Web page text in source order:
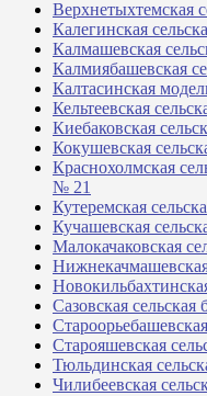
Верхнетыхтемская
Калегинская
Калмашевская
Калмиябашевская
Калтасинская
Кельтеевская
Киебаковская
Кокушевская
Краснохолмская
№ 21
Кутеремская
Кучашевская
Малокачаковская
Сазовская
Старояшевская
Тюльдинская
Чилибеевская